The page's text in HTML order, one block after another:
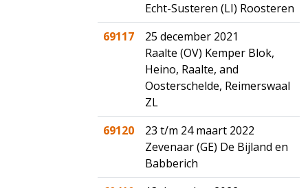
Echt-Susteren (LI) Roosteren
69117
25 december 2021
Raalte (OV) Kemper Blok,
Heino, Raalte, and
Oosterschelde, Reimerswaal
ZL
69120
23 t/m 24 maart 2022
Zevenaar (GE) De Bijland en
Babberich